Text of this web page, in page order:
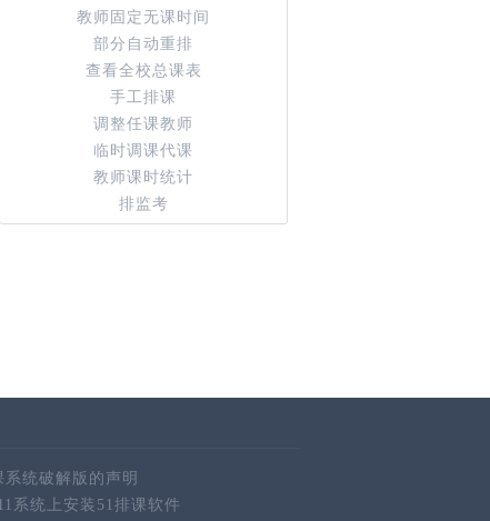
教师固定无课时间
部分自动重排
查看全校总课表
手工排课
调整任课教师
临时调课代课
教师课时统计
排监考
统破解版的声明
系统上安装51排课软件